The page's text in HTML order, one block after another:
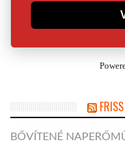
BŐVÍTENÉ